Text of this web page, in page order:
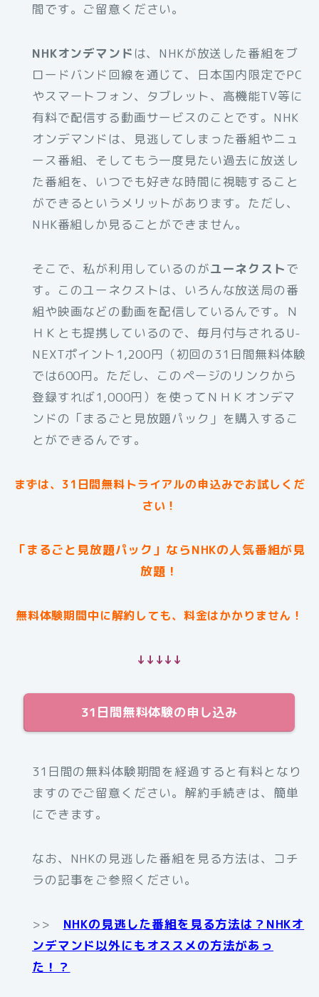
間です。ご留意ください。
NHKオンデマンド は、NHKが放送した番組をブ
ロードバンド回線を通じて、日本国内限定でPC
やスマートフォン、タブレット、高機能TV等に
有料で配信する動画サービスのことです。NHK
オンデマンドは、見逃してしまった番組やニュ
ース番組、そしてもう一度見たい過去に放送し
た番組を、いつでも好きな時間に視聴すること
ができるというメリットがあります。ただし、
NHK番組しか見ることができません。
そこで、私が利用しているのがユーネクストで
す。このユーネクストは、いろんな放送局の番
組や映画などの動画を配信しているんです。Ｎ
ＨＫとも提携しているので、毎月付与されるU-
NEXTポイント1,200円（初回の31日間無料体験
では600円。ただし、このページのリンクから
登録すれば1,000円）を使ってＮＨＫオンデマ
ンドの「まるごと見放題パック」を購入するこ
とができるんです。
まずは、31日間無料トライアルの申込みでお試しくだ
さい！
「まるごと見放題パック」ならNHKの人気番組が見
放題！
無料体験期間中に解約しても、料金はかかりません！
↓↓↓↓↓
31日間無料体験の申し込み
31日間の無料体験期間を経過すると有料となり
ますのでご留意ください。解約手続きは、簡単
にできます。
なお、NHKの見逃した番組を見る方法は、コチ
ラの記事をご参照ください。
>> NHKの見逃した番組を見る方法は？NHKオ
ンデマンド以外にもオススメの方法があっ
た！？